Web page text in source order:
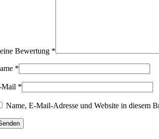
Bewertung *
*
Mail *
Name, E-Mail-Adresse und Website in diesem